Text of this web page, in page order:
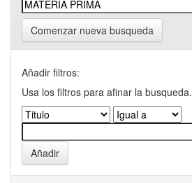
Comenzar nueva busqueda
Añadir filtros:
Usa los filtros para afinar la busqueda.